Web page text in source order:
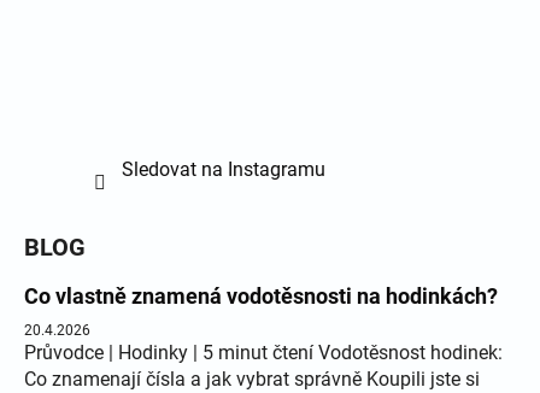
Sledovat na Instagramu
BLOG
Co vlastně znamená vodotěsnosti na hodinkách?
20.4.2026
Průvodce | Hodinky | 5 minut čtení Vodotěsnost hodinek:
Co znamenají čísla a jak vybrat správně Koupili jste si